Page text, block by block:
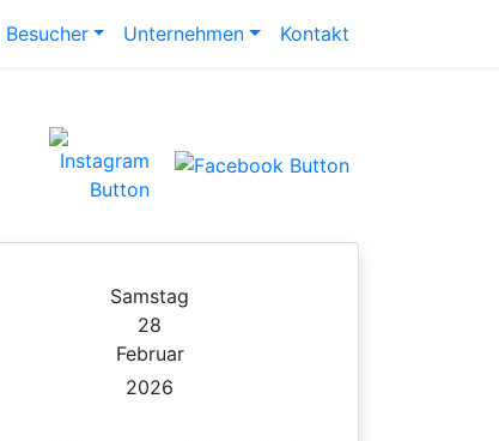
Besucher Unternehmen Kontakt
Samstag
28
Februar
2026